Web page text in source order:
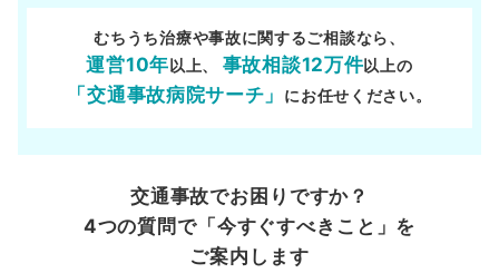
むちうち治療や事故に関するご相談なら、
運営10年以上、 事故相談12万件以上の
「交通事故病院サーチ」 にお任せください。
交通事故でお困りですか？
4つの質問で「今すぐすべきこと」を
ご案内します